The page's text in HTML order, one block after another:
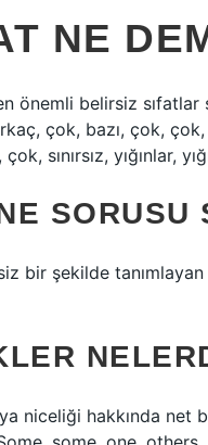
NE
önemli belirsiz
çok, bazı, çok,
sınırsız, yığınlar,
SORUSU
bir şekilde
niceliği hakkında